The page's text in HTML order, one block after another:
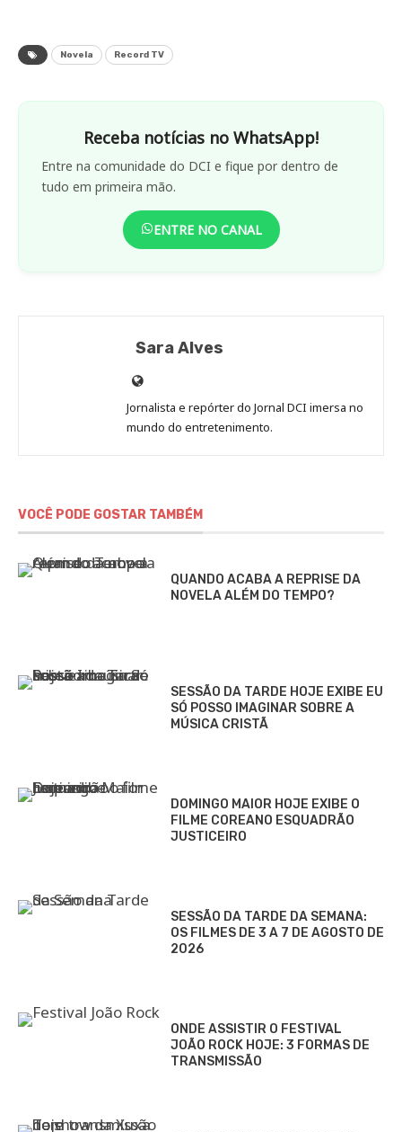
Novela Record TV
Receba notícias no WhatsApp!
Entre na comunidade do DCI e fique por dentro de
tudo em primeira mão.
ENTRE NO CANAL
Sara Alves
Site
de
Sara
Jornalista e repórter do Jornal DCI imersa no
mundo do entretenimento.
VOCÊ PODE GOSTAR TAMBÉM
QUANDO ACABA A REPRISE DA
NOVELA ALÉM DO TEMPO?
SESSÃO DA TARDE HOJE EXIBE EU
SÓ POSSO IMAGINAR SOBRE A
MÚSICA CRISTÃ
DOMINGO MAIOR HOJE EXIBE O
FILME COREANO ESQUADRÃO
JUSTICEIRO
SESSÃO DA TARDE DA SEMANA:
OS FILMES DE 3 A 7 DE AGOSTO DE
2026
ONDE ASSISTIR O FESTIVAL
JOÃO ROCK HOJE: 3 FORMAS DE
TRANSMISSÃO